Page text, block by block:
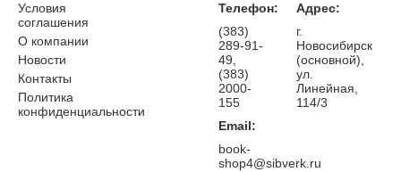
Условия
соглашения
О компании
Новости
Контакты
Политика
конфиденциальности
Телефон:
(383)
289-91-
49,
(383)
2000-
155
Email:
book-
shop4@sibverk.ru
Адрес:
г.
Новосибирск
(основной),
ул.
Линейная,
114/3